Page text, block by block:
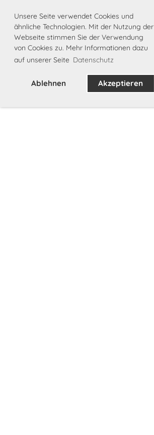
Unsere Seite verwendet Cookies und
ähnliche Technologien. Mit der Nutzung der
Webseite stimmen Sie der Verwendung
von Cookies zu. Mehr Informationen dazu
auf unserer Seite Datenschutz
Ablehnen Akzeptieren